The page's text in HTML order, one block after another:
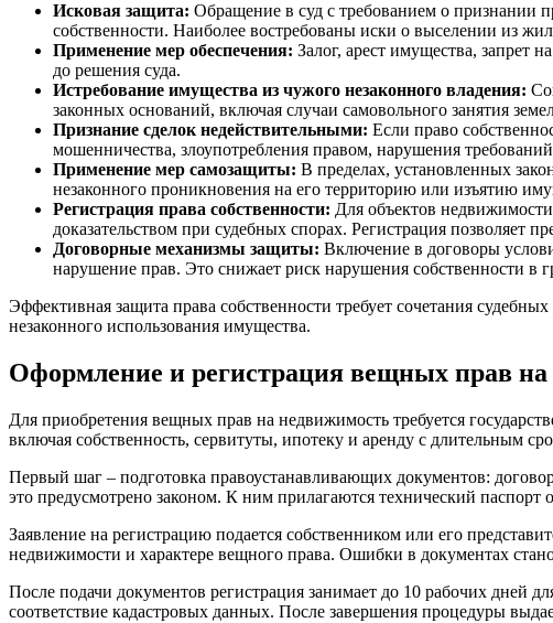
Исковая защита: Обращение в суд с требованием о признании
собственности. Наиболее востребованы иски о выселении из
Применение мер обеспечения: Залог, арест имущества, запрет
до решения суда.
Истребование имущества из чужого незаконного владения:
законных оснований, включая случаи самовольного занятия
Признание сделок недействительными: Если право
мошенничества, злоупотребления правом, нарушения
Применение мер самозащиты: В пределах, установленных
незаконного проникновения на его территорию или изъятию
Регистрация права собственности: Для объектов недвижимости
доказательством при судебных спорах. Регистрация позволяет
Договорные механизмы защиты: Включение в договоры
нарушение прав. Это снижает риск нарушения собственности в
Эффективная защита права собственности требует сочетания
незаконного использования имущества.
Оформление и регистрация вещных прав
Для приобретения вещных прав на недвижимость требуется
включая собственность, сервитуты, ипотеку и аренду с длительным
Первый шаг – подготовка правоустанавливающих документов:
это предусмотрено законом. К ним прилагаются технический паспорт
Заявление на регистрацию подается собственником или его
недвижимости и характере вещного права. Ошибки в документах
После подачи документов регистрация занимает до 10 рабочих дней
соответствие кадастровых данных. После завершения процедуры